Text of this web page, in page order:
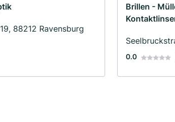
88212 Ravensburg
Brillen -
0.0